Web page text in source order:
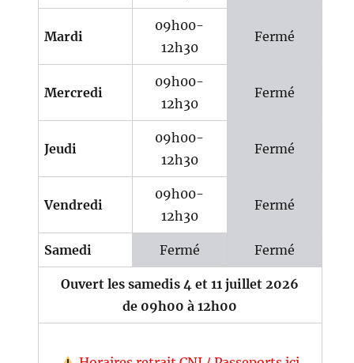
Mardi
09h00-
12h30
Fermé
Mercredi
09h00-
12h30
Fermé
Jeudi
09h00-
12h30
Fermé
Vendredi
09h00-
12h30
Fermé
Samedi Fermé Fermé
Ouvert les samedis 4 et 11 juillet 2026
de 09h00 à 12h00